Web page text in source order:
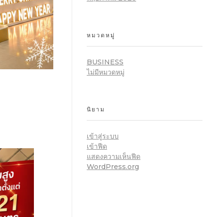
หมวดหมู่
BUSINESS
ไม่มีหมวดหมู่
นิยาม
เข้าสู่ระบบ
เข้าฟีด
แสดงความเห็นฟีด
WordPress.org